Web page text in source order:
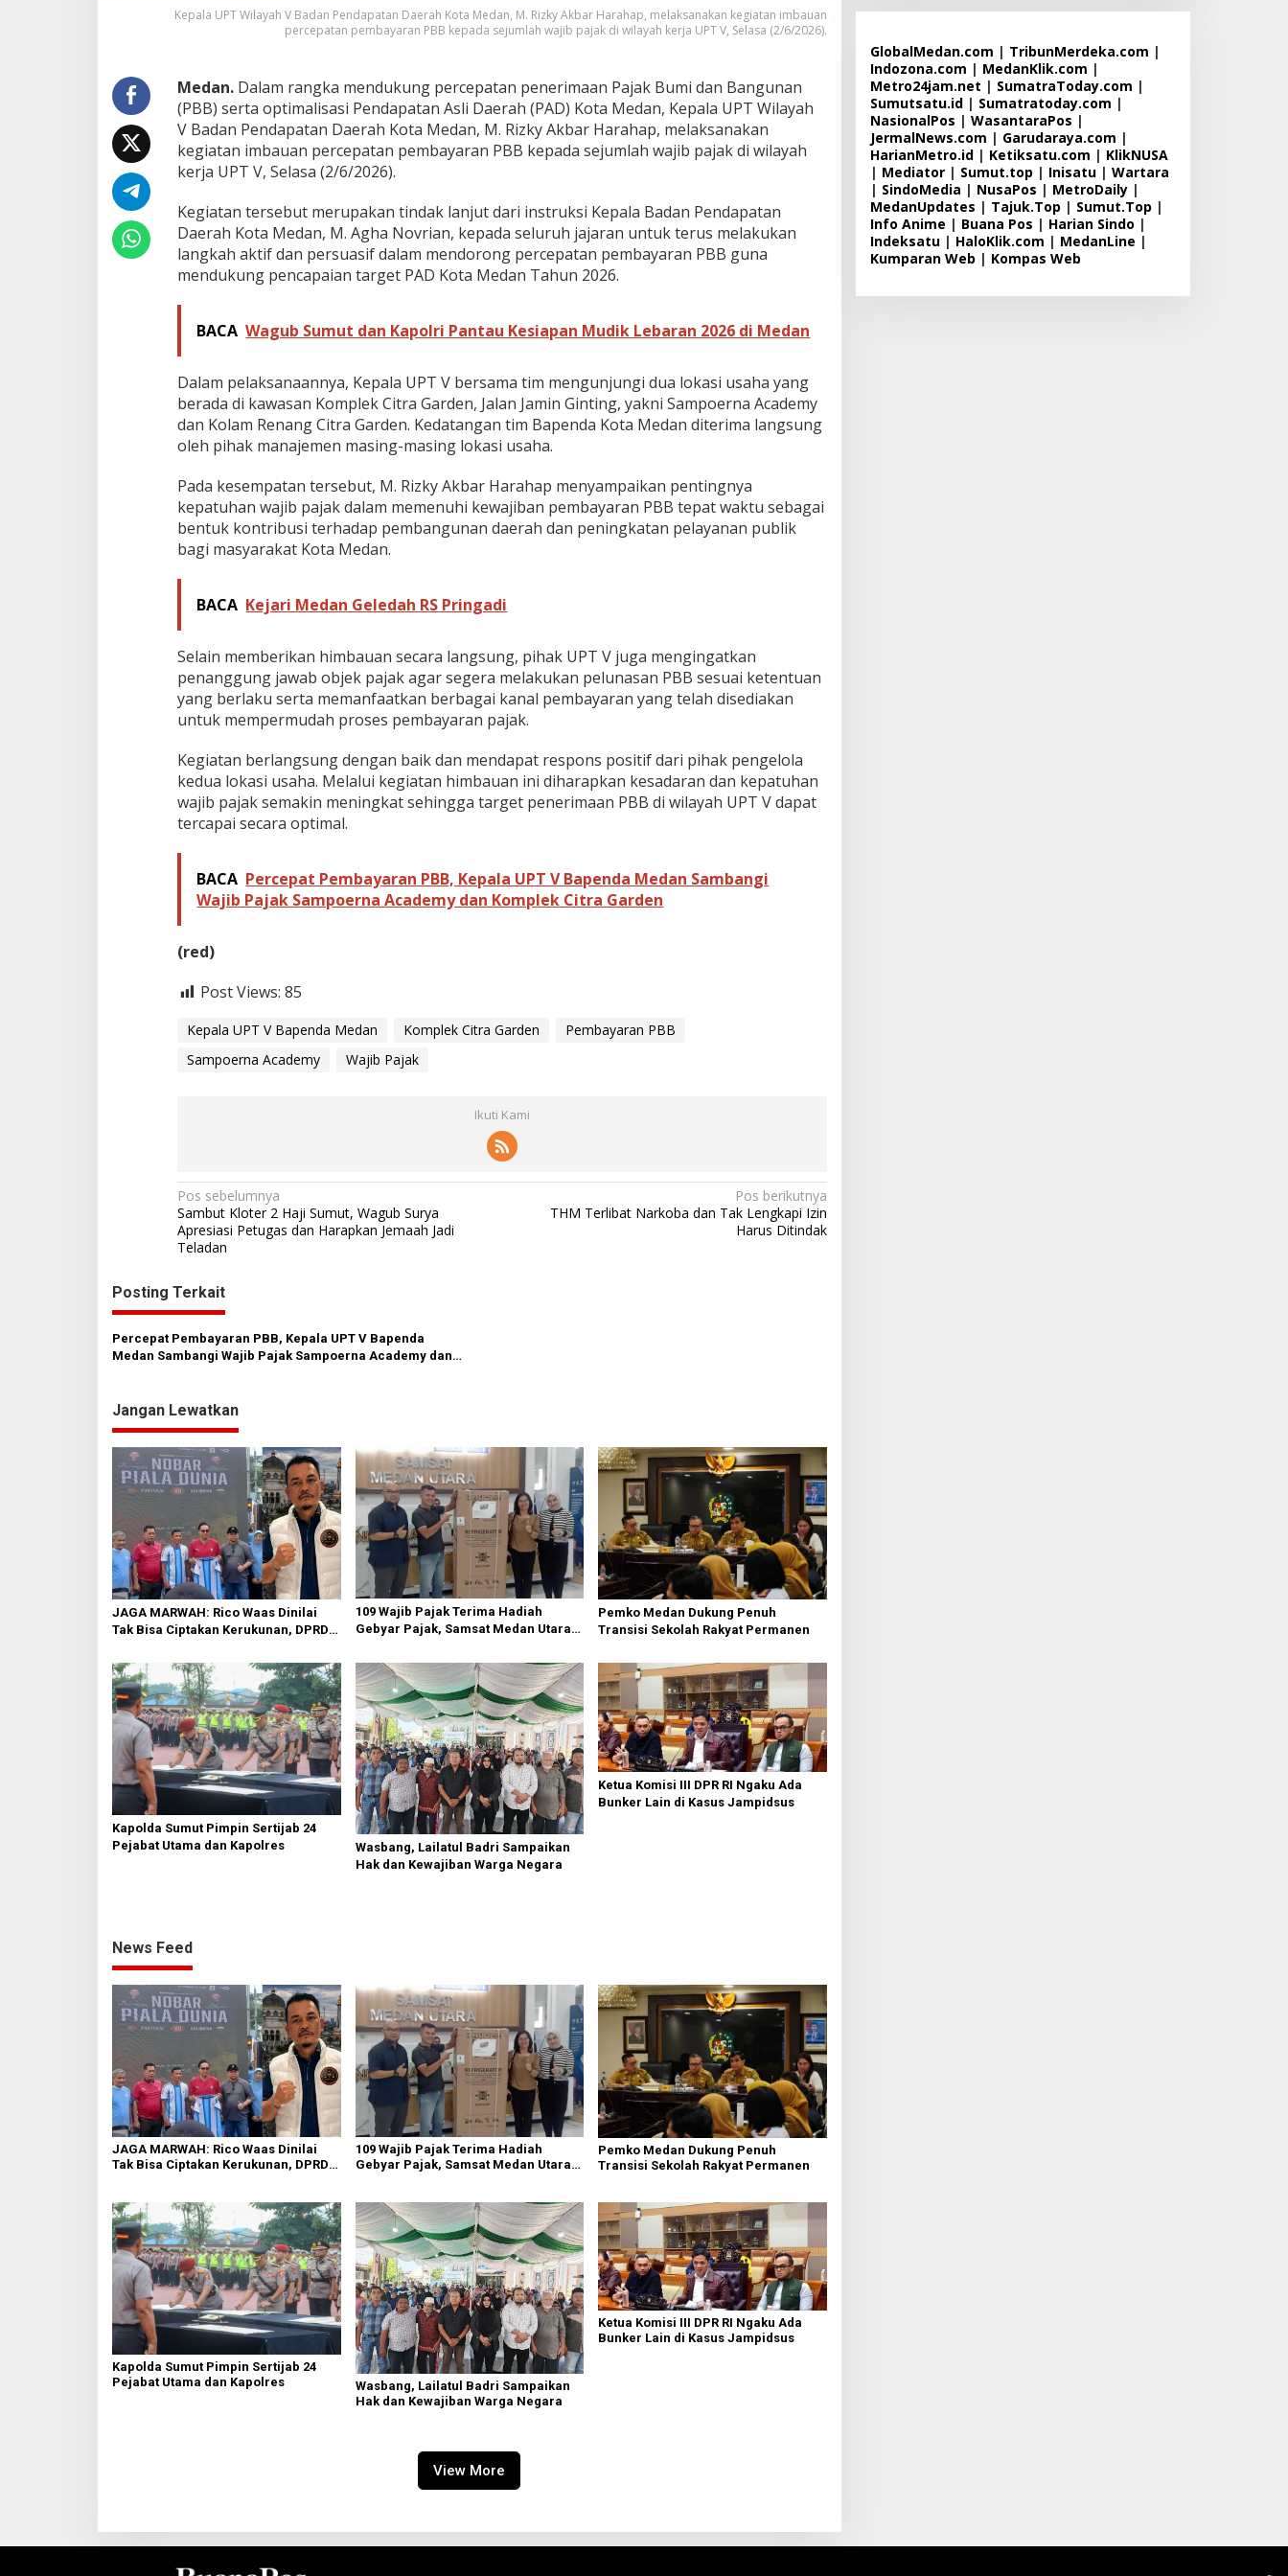
n
e
d
a
n
S
a
a
n
g
i
j
i
a
j
a
k
m
p
o
e
a
A
a
d
e
m
y
d
a
n
K
o
l
e
k
a
a
d
Kepala UPT Wilayah V Badan Pendapatan Daerah Kota Medan, M. Rizky Akbar Harahap, melaksanakan kegiatan imbauan
percepatan pembayaran PBB kepada sejumlah wajib pajak di wilayah kerja UPT V, Selasa (2/6/2026).
Medan. Dalam rangka mendukung percepatan penerimaan Pajak Bumi dan Bangunan
(PBB) serta optimalisasi Pendapatan Asli Daerah (PAD) Kota Medan, Kepala UPT Wilayah
V Badan Pendapatan Daerah Kota Medan, M. Rizky Akbar Harahap, melaksanakan
kegiatan imbauan percepatan pembayaran PBB kepada sejumlah wajib pajak di wilayah
kerja UPT V, Selasa (2/6/2026).
Kegiatan tersebut merupakan tindak lanjut dari instruksi Kepala Badan Pendapatan
Daerah Kota Medan, M. Agha Novrian, kepada seluruh jajaran untuk terus melakukan
langkah aktif dan persuasif dalam mendorong percepatan pembayaran PBB guna
mendukung pencapaian target PAD Kota Medan Tahun 2026.
BACA Wagub Sumut dan Kapolri Pantau Kesiapan Mudik Lebaran 2026 di Medan
Dalam pelaksanaannya, Kepala UPT V bersama tim mengunjungi dua lokasi usaha yang
berada di kawasan Komplek Citra Garden, Jalan Jamin Ginting, yakni Sampoerna Academy
dan Kolam Renang Citra Garden. Kedatangan tim Bapenda Kota Medan diterima langsung
oleh pihak manajemen masing-masing lokasi usaha.
Pada kesempatan tersebut, M. Rizky Akbar Harahap menyampaikan pentingnya
kepatuhan wajib pajak dalam memenuhi kewajiban pembayaran PBB tepat waktu sebagai
bentuk kontribusi terhadap pembangunan daerah dan peningkatan pelayanan publik
bagi masyarakat Kota Medan.
BACA Kejari Medan Geledah RS Pringadi
Selain memberikan himbauan secara langsung, pihak UPT V juga mengingatkan
penanggung jawab objek pajak agar segera melakukan pelunasan PBB sesuai ketentuan
yang berlaku serta memanfaatkan berbagai kanal pembayaran yang telah disediakan
untuk mempermudah proses pembayaran pajak.
Kegiatan berlangsung dengan baik dan mendapat respons positif dari pihak pengelola
kedua lokasi usaha. Melalui kegiatan himbauan ini diharapkan kesadaran dan kepatuhan
wajib pajak semakin meningkat sehingga target penerimaan PBB di wilayah UPT V dapat
tercapai secara optimal.
BACA Percepat Pembayaran PBB, Kepala UPT V Bapenda Medan Sambangi
Wajib Pajak Sampoerna Academy dan Komplek Citra Garden
(red)
Post Views: 85
Kepala UPT V Bapenda Medan Komplek Citra Garden
Pembayaran PBB
Sampoerna Academy
Wajib Pajak
Ikuti Kami
N
a
v
i
g
a
s
p
o
s
Pos sebelumnya
Sambut Kloter 2 Haji Sumut, Wagub Surya
Apresiasi Petugas dan Harapkan Jemaah Jadi
Teladan
Pos berikutnya
THM Terlibat Narkoba dan Tak Lengkapi Izin
Harus Ditindak
Posting Terkait
Percepat Pembayaran PBB, Kepala UPT V Bapenda
Medan Sambangi Wajib Pajak Sampoerna Academy dan
Jangan Lewatkan
JAGA MARWAH: Rico Waas Dinilai
Tak Bisa Ciptakan Kerukunan, DPRD
109 Wajib Pajak Terima Hadiah
Gebyar Pajak, Samsat Medan Utara
Waktu
Pemko Medan Dukung Penuh
Transisi Sekolah Rakyat Permanen
Kapolda Sumut Pimpin Sertijab 24
Pejabat Utama dan Kapolres
Wasbang, Lailatul Badri Sampaikan
Hak dan Kewajiban Warga Negara
Ketua Komisi III DPR RI Ngaku Ada
Bunker Lain di Kasus Jampidsus
News Feed
JAGA MARWAH: Rico Waas Dinilai
Tak Bisa Ciptakan Kerukunan, DPRD
109 Wajib Pajak Terima Hadiah
Gebyar Pajak, Samsat Medan Utara
Pemko Medan Dukung Penuh
Transisi Sekolah Rakyat Permanen
Kapolda Sumut Pimpin Sertijab 24
Pejabat Utama dan Kapolres
Wasbang, Lailatul Badri Sampaikan
Hak dan Kewajiban Warga Negara
Ketua Komisi III DPR RI Ngaku Ada
Bunker Lain di Kasus Jampidsus
View More
GlobalMedan.com | TribunMerdeka.com |
Indozona.com | MedanKlik.com |
Metro24jam.net | SumatraToday.com |
Sumutsatu.id| Sumatratoday.com |
NasionalPos | WasantaraPos |
JermalNews.com | Garudaraya.com |
HarianMetro.id| Ketiksatu.com | KlikNUSA
| Mediator| Sumut.top | Inisatu| Wartara
| SindoMedia | NusaPos | MetroDaily|
MedanUpdates | Tajuk.Top | Sumut.Top |
Info Anime | Buana Pos | Harian Sindo |
Indeksatu| HaloKlik.com | MedanLine |
Kumparan Web | Kompas Web